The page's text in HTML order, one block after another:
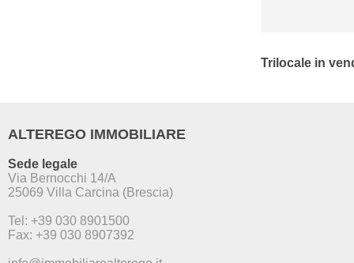
Trilocale in
ALTEREGO IMMOBILIARE
Sede legale
Via Bernocchi 14/A
25069 Villa Carcina (Brescia)
Tel: +39 030 8901500
Fax: +39 030 8907392